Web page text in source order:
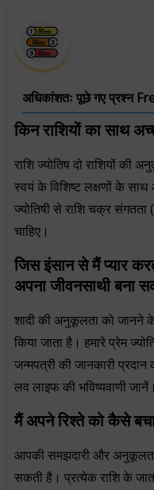
अधिकांशतः पूछे गए प्रश्न
किन राशियों का साथ
राशि ज्योतिष दो राशियों
स्वयं के विशिष्ट लक्षणों के
ज्योतिषी से राशि चक्र संगतता
चाहिए।
जिस इंसान से मैं प्यार
अपना जीवनसाथी बना
शादी की अनुकूलता को जानने
किया जाता है। हमारे प्रेम
जन्मपत्री की जानकारी प्रदान
लव लाइफ की भविष्यवाणी जानें।
मैं अपने रिश्ते को कैसे
आपकी समझदारी और
सकती है। प्रत्येक राशि के